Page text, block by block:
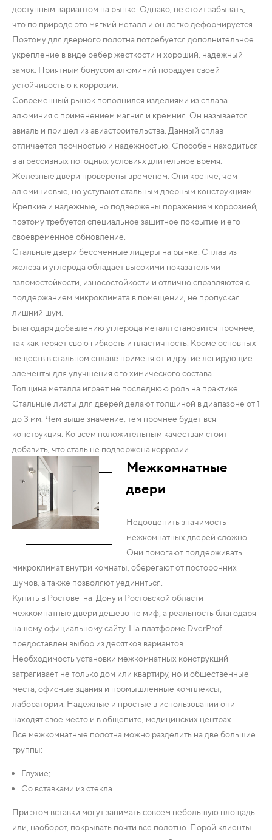
доступным вариантом на рынке. Однако, не стоит забывать,
что по природе это мягкий металл и он легко деформируется.
Поэтому для дверного полотна потребуется дополнительное
укрепление в виде ребер жесткости и хороший, надежный
замок. Приятным бонусом алюминий порадует своей
устойчивостью к коррозии.
Современный рынок пополнился изделиями из сплава
алюминия с применением магния и кремния. Он называется
авиаль и пришел из авиастроительства. Данный сплав
отличается прочностью и надежностью. Способен находиться
в агрессивных погодных условиях длительное время.
Железные двери проверены временем. Они крепче, чем
алюминиевые, но уступают стальным дверным конструкциям.
Крепкие и надежные, но подвержены поражением коррозией,
поэтому требуется специальное защитное покрытие и его
своевременное обновление.
Стальные двери бессменные лидеры на рынке. Сплав из
железа и углерода обладает высокими показателями
взломостойкости, износостойкости и отлично справляются с
поддержанием микроклимата в помещении, не пропуская
лишний шум.
Благодаря добавлению углерода металл становится прочнее,
так как теряет свою гибкость и пластичность. Кроме основных
веществ в стальном сплаве применяют и другие легирующие
элементы для улучшения его химического состава.
Толщина металла играет не последнюю роль на практике.
Стальные листы для дверей делают толщиной в диапазоне от 1
до 3 мм. Чем выше значение, тем прочнее будет вся
конструкция. Ко всем положительным качествам стоит
добавить, что сталь не подвержена коррозии.
Межкомнатные
двери
Недооценить значимость
межкомнатных дверей сложно.
Они помогают поддерживать
микроклимат внутри комнаты, оберегают от посторонних
шумов, а также позволяют уединиться.
Купить в Ростове-на-Дону и Ростовской области
межкомнатные двери дешево не миф, а реальность благодаря
нашему официальному сайту. На платформе DverProf
предоставлен выбор из десятков вариантов.
Необходимость установки межкомнатных конструкций
затрагивает не только дом или квартиру, но и общественные
места, офисные здания и промышленные комплексы,
лаборатории. Надежные и простые в использовании они
находят свое место и в общепите, медицинских центрах.
Все межкомнатные полотна можно разделить на две большие
группы:
Глухие;
Со вставками из стекла.
При этом вставки могут занимать совсем небольшую площадь
или, наоборот, покрывать почти все полотно. Порой клиенты